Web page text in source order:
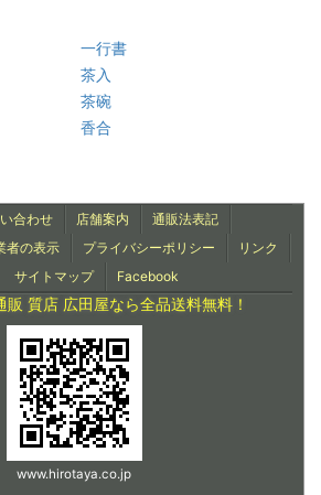
一行書
茶入
茶碗
香合
合わせ 店舗案内
通販法表記
者の表示
プライバシーポリシー
リンク
サイトマップ
Facebook
販 質店 広田屋なら全品送料無料！
www.hirotaya.co.jp